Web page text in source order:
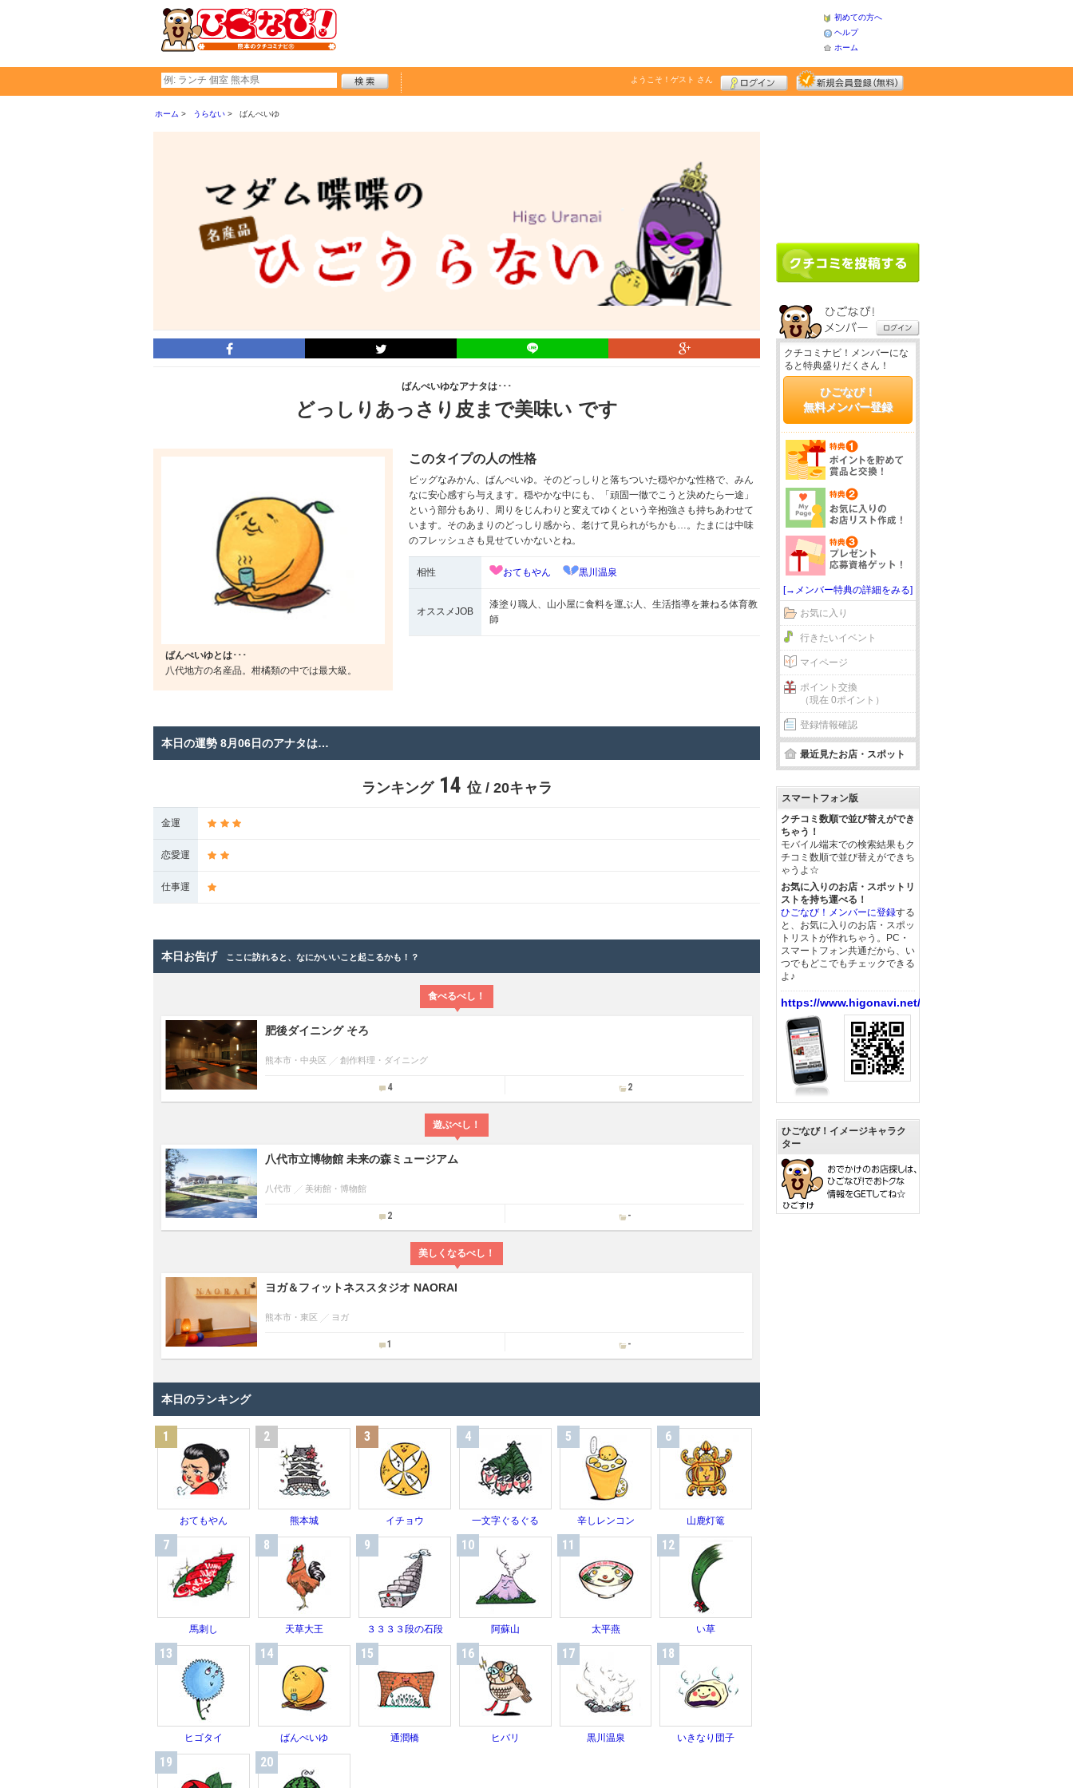
初めての方へ
ヘルプ
ホーム
ようこそ！ ゲスト さん
ホーム うらない ばんぺいゆ
ばんぺいゆなアナタは･･･
どっしりあっさり皮まで美味い です
ばんぺいゆとは･･･
八代地方の名産品。柑橘類の中では最大級。
このタイプの人の性格
ビッグなみかん、ばんぺいゆ。そのどっしりと落ちついた穏やかな性格で、みん
なに安心感すら与えます。穏やかな中にも、「頑固一徹でこうと決めたら一途」
という部分もあり、周りをじんわりと変えてゆくという辛抱強さも持ちあわせて
います。そのあまりのどっしり感から、老けて見られがちかも…。たまには中味
のフレッシュさも見せていかないとね。
相性 おてもやん 黒川温泉
オススメJOB
漆塗り職人、山小屋に食料を運ぶ人、生活指導を兼ねる体育教
師
本日の運勢 8月06日のアナタは…
ランキング 14 位 / 20キャラ
金運
恋愛運
仕事運
本日お告げ ここに訪れると、なにかいいこと起こるかも！？
食べるべし！
肥後ダイニング そろ
熊本市・中央区 創作料理・ダイニング
4 2
遊ぶべし！
八代市立博物館 未来の森ミュージアム
八代市 美術館・博物館
2 -
美しくなるべし！
ヨガ＆フィットネススタジオ NAORAI
熊本市・東区 ヨガ
1 -
本日のランキング
1
おてもやん
2
熊本城
3
イチョウ
4
一文字ぐるぐる
5
辛しレンコン
6
山鹿灯篭
7
馬刺し
8
天草大王
9
３３３３段の石段
10
阿蘇山
11
太平燕
12
い草
13
ヒゴタイ
14
ばんぺいゆ
15
通潤橋
16
ヒバリ
17
黒川温泉
18
いきなり団子
19 20
クチコミナビ！メンバーにな
ると特典盛りだくさん！
ひごなび！
無料メンバー登録
[→メンバー特典の詳細をみる]
お気に入り
行きたいイベント
マイページ
ポイント交換
（現在 0ポイント）
登録情報確認
最近見たお店・スポット
スマートフォン版
クチコミ数順で並び替えができ
ちゃう！
モバイル端末での検索結果もク
チコミ数順で並び替えができち
ゃうよ☆
お気に入りのお店・スポットリ
ストを持ち運べる！
ひごなび！メンバーに登録する
と、お気に入りのお店・スポッ
トリストが作れちゃう。PC・
スマートフォン共通だから、い
つでもどこでもチェックできる
よ♪
https://www.higonavi.net/
ひごなび！イメージキャラク
ター